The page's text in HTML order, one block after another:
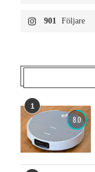
901 Följare
1
8.0